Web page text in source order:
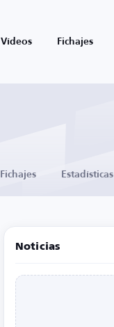
Vídeos Fichajes
Fichajes Estadísticas
Noticias